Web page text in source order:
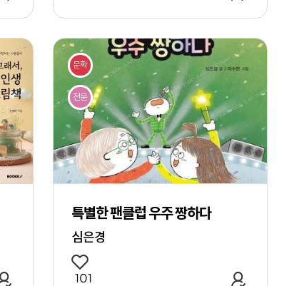
관심 작품 추가
문학
전문
특별한 팬클럽 우주 짱하다
심은경
101